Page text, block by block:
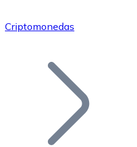
Únete a nuestra red de
Añade tu proyecto a
Criptomonedas